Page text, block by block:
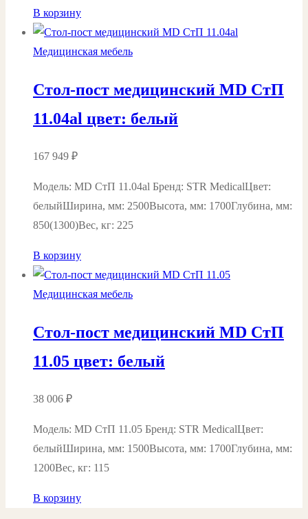
В корзину
Медицинская мебель
Стол-пост медицинский MD СтП
11.04al цвет: белый
167 949 ₽
Модель: MD СтП 11.04al Бренд: STR MedicalЦвет:
белыйШирина, мм: 2500Высота, мм: 1700Глубина, мм:
850(1300)Вес, кг: 225
В корзину
Медицинская мебель
Стол-пост медицинский MD СтП
11.05 цвет: белый
38 006 ₽
Модель: MD СтП 11.05 Бренд: STR MedicalЦвет:
белыйШирина, мм: 1500Высота, мм: 1700Глубина, мм:
1200Вес, кг: 115
В корзину